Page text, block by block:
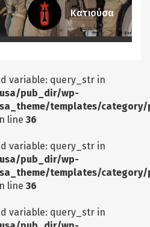
Κατιούσα
variable: query_str in
pub_dir/wp-
templates/
line 36
variable: query_str in
pub_dir/wp-
templates/
line 36
variable: query_str in